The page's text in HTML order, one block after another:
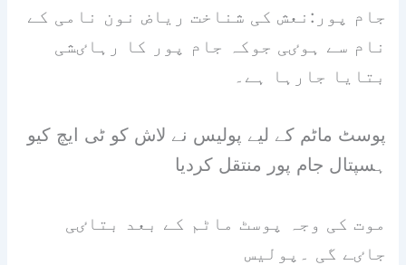
جام پور:نعش کی شناخت ریاض نون نامی کے
نام سے ہوٸی جوکہ جام پور کا رہاٸشی
بتایا جارہا ہے۔
پوسٹ ماٹم کے لیے پولیس نے لاش کو ٹی ایچ کیو
ہسپتال جام پور منتقل کردیا
موت کی وجہ پوسٹ ماٹم کے بعد بتاٸی
جاٸے گی ۔پولیس